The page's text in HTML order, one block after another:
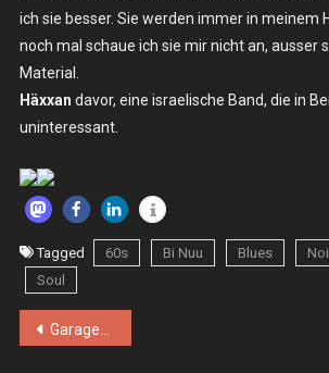
ich sie besser. Sie werden immer in meinem
noch mal schaue ich sie mir nicht an, ausser
Material.
Häxxan davor, eine israelische Band, die in
uninteressant.
Tagged 60s Bi Nuu Blues
Soul
Beitragsnavigation
Garageville #6, Fr. 21.04./Sa. 22.04.2017, Hamburg Molotow/Hafenklang